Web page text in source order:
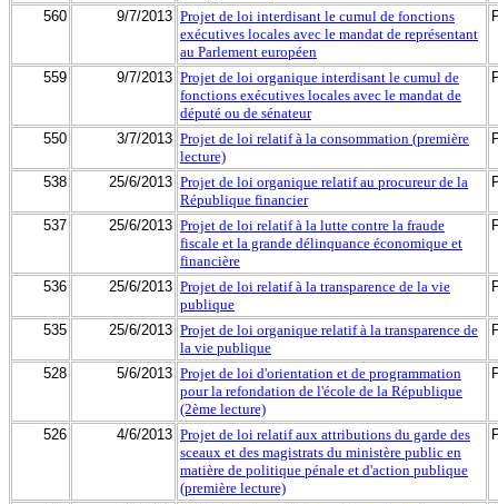
560 9/7/2013 Projet de loi interdisant le cumul de fonctions
exécutives locales avec le mandat de représentant
au Parlement européen
559 9/7/2013 Projet de loi organique interdisant le cumul de
fonctions exécutives locales avec le mandat de
député ou de sénateur
550 3/7/2013 Projet de loi relatif à la consommation (première
lecture)
538 25/6/2013 Projet de loi organique relatif au procureur de la
République financier
537 25/6/2013 Projet de loi relatif à la lutte contre la fraude
fiscale et la grande délinquance économique et
financière
536 25/6/2013 Projet de loi relatif à la transparence de la vie
publique
535 25/6/2013 Projet de loi organique relatif à la transparence de
la vie publique
528 5/6/2013 Projet de loi d'orientation et de programmation
pour la refondation de l'école de la République
(2ème lecture)
526 4/6/2013 Projet de loi relatif aux attributions du garde des
sceaux et des magistrats du ministère public en
matière de politique pénale et d'action publique
(première lecture)